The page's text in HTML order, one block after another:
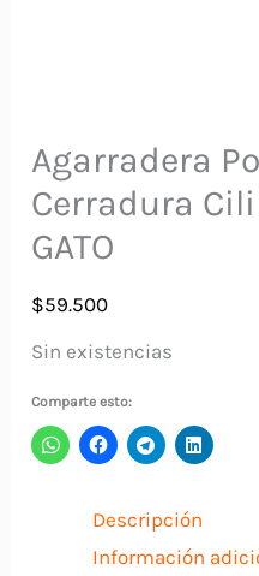
Agarradera
Cerradura
GATO
$59.500
Sin existencias
Comparte esto:
Descripción
Información